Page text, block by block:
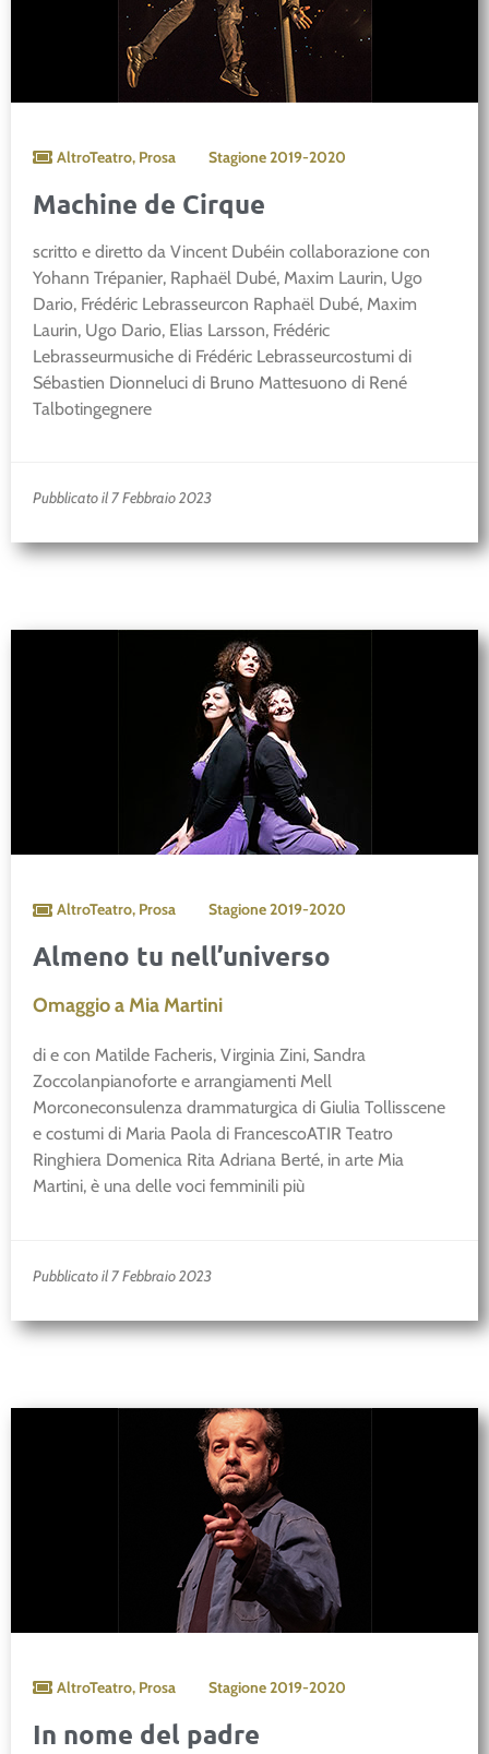
AltroTeatro, Prosa Stagione2019-2020
Machine de Cirque
scritto e diretto da Vincent Dubéin collaborazione con
Yohann Trépanier, Raphaël Dubé, Maxim Laurin, Ugo
Dario, Frédéric Lebrasseurcon Raphaël Dubé, Maxim
Laurin, Ugo Dario, Elias Larsson, Frédéric
Lebrasseurmusiche di Frédéric Lebrasseurcostumi di
Sébastien Dionneluci di Bruno Mattesuono di René
Talbotingegnere
Pubblicato il 7 Febbraio 2023
AltroTeatro, Prosa Stagione2019-2020
Almeno tu nell’universo
Omaggio a Mia Martini
di e con Matilde Facheris, Virginia Zini, Sandra
Zoccolanpianoforte e arrangiamenti Mell
Morconeconsulenza drammaturgica di Giulia Tollisscene
e costumi di Maria Paola di FrancescoATIR Teatro
Ringhiera Domenica Rita Adriana Berté, in arte Mia
Martini, è una delle voci femminili più
Pubblicato il 7 Febbraio 2023
AltroTeatro, Prosa Stagione2019-2020
In nome del padre